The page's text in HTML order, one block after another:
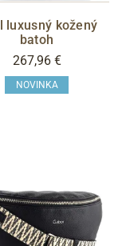
luxusný kožený
batoh
267,96 €
NOVINKA